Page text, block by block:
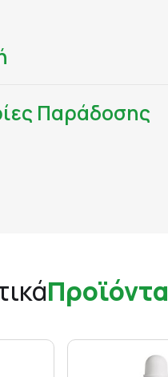
Παράδοσης
Προϊόντα